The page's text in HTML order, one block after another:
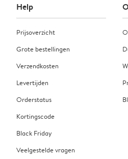
Help
Prijsoverzicht
Grote bestellingen
Verzendkosten
Levertijden
Orderstatus
Kortingscode
Black Friday
Veelgestelde vragen